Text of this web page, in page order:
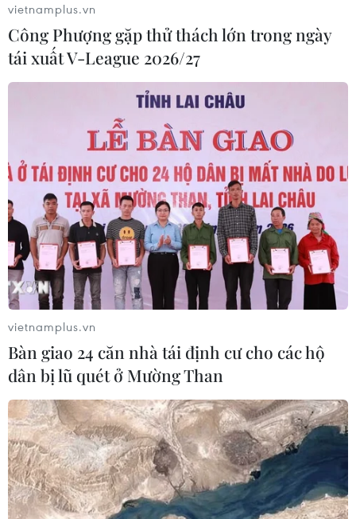
vietnamplus.vn
Công Phượng gặp thử thách lớn trong ngày
tái xuất V-League 2026/27
vietnamplus.vn
Bàn giao 24 căn nhà tái định cư cho các hộ
dân bị lũ quét ở Mường Than